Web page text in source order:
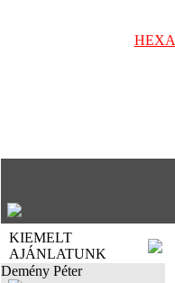
KIEMELT
AJÁNLATUNK
Demény Péter